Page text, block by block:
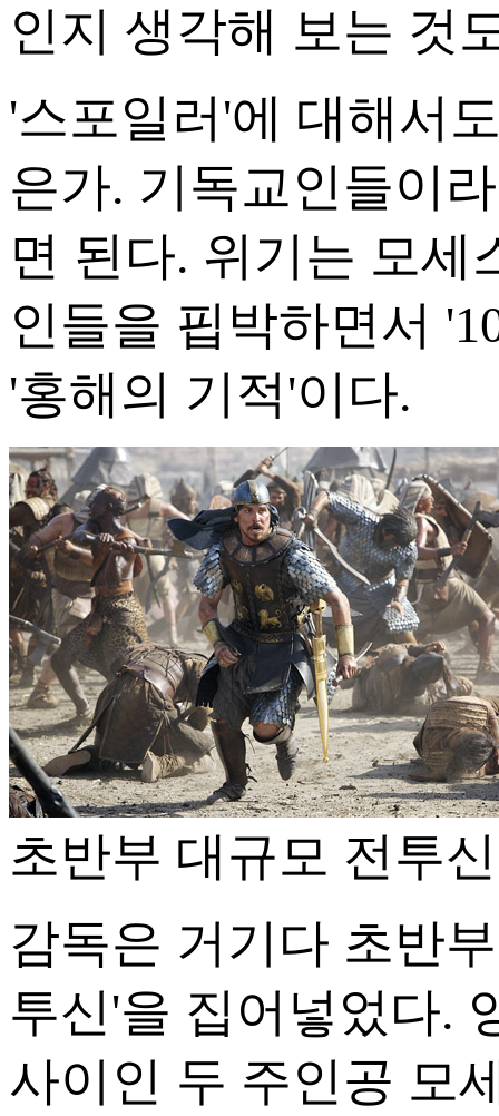
인지 생각해 보는 것
'스포일러'에 대해서
은가. 기독교인들이
면 된다. 위기는 모세
인들을 핍박하면서
'홍해의 기적'이다.
초반부 대규모 전투
감독은 거기다 초반
투신'을 집어넣었다.
사이인 두 주인공 모